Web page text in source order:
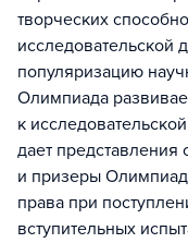
творческих
исследовательской
популяризацию
Олимпиада
к
дает
и призеры
права при
вступительных